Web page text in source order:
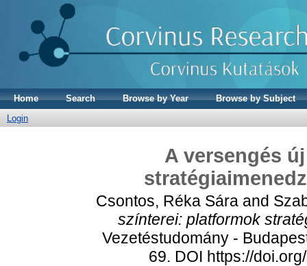
Home Search Browse by Year
Browse by Subject
Login
A versengés
Csontos, Réka Sára and
színterei: platformok
Vezetéstudomány -
69. DOI https://